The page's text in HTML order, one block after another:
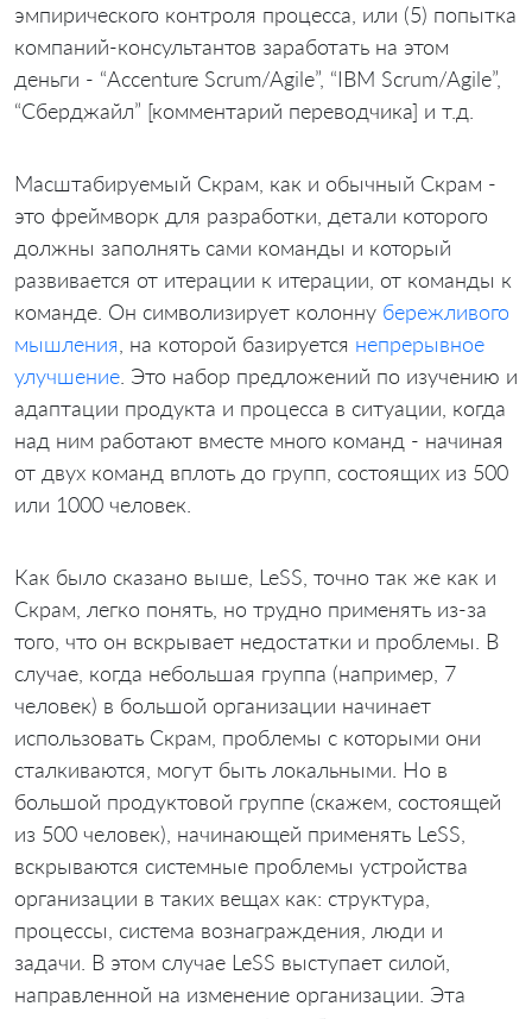
эмпирического контроля процесса, или (5) попытка
компаний-консультантов заработать на этом
деньги - “Accenture Scrum/Agile”, “IBM Scrum/Agile”,
“Сберджайл” [комментарий переводчика] и т.д.
Масштабируемый Скрам, как и обычный Скрам -
это фреймворк для разработки, детали которого
должны заполнять сами команды и который
развивается от итерации к итерации, от команды к
команде. Он символизирует колонну бережливого
мышления , на которой базируется непрерывное
улучшение . Это набор предложений по изучению и
адаптации продукта и процесса в ситуации, когда
над ним работают вместе много команд - начиная
от двух команд вплоть до групп, состоящих из 500
или 1000 человек.
Как было сказано выше, LeSS, точно так же как и
Скрам, легко понять, но трудно применять из-за
того, что он вскрывает недостатки и проблемы. В
случае, когда небольшая группа (например, 7
человек) в большой организации начинает
использовать Скрам, проблемы с которыми они
сталкиваются, могут быть локальными. Но в
большой продуктовой группе (скажем, состоящей
из 500 человек), начинающей применять LeSS,
вскрываются системные проблемы устройства
организации в таких вещах как: структура,
процессы, система вознаграждения, люди и
задачи. В этом случае LeSS выступает силой,
направленной на изменение организации. Эта